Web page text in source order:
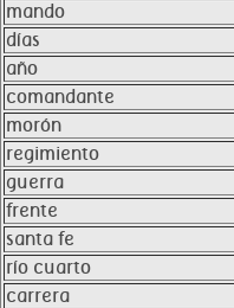
mando
días
año
comandante
morón
regimiento
guerra
frente
santa fe
río cuarto
carrera